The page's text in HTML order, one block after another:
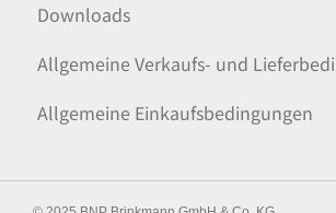
Downloads
Allgemeine Verkaufs- und
Allgemeine Einkaufsbedingungen